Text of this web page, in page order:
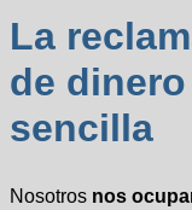
La
de
sencilla
Nosotros nos